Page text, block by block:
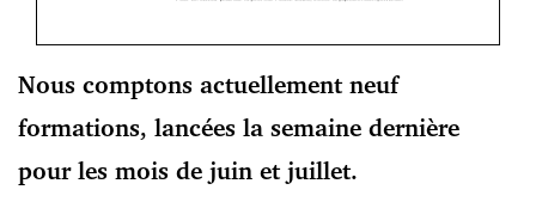
Nous comptons actuellement neuf
formations, lancées la semaine dernière
pour les mois de juin et juillet.